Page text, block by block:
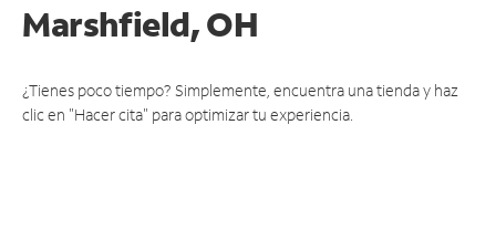
Marshfield, OH
¿Tienes poco tiempo? Simplemente, encuentra una tienda y haz
clic en "Hacer cita" para optimizar tu experiencia.